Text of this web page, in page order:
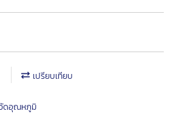
เปรียบเทียบ
ดอุณหภูมิ